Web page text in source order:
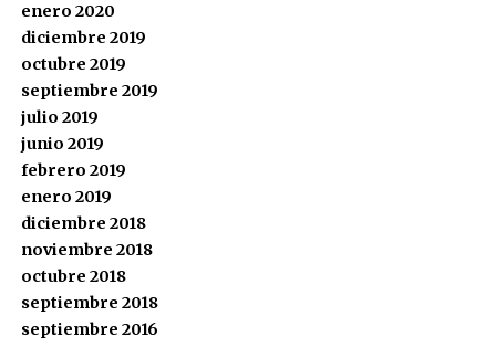
enero 2020
diciembre 2019
octubre 2019
septiembre 2019
julio 2019
junio 2019
febrero 2019
enero 2019
diciembre 2018
noviembre 2018
octubre 2018
septiembre 2018
septiembre 2016